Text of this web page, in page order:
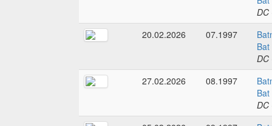
DC
20.02.2026
07.1997
DC
27.02.2026
08.1997
DC